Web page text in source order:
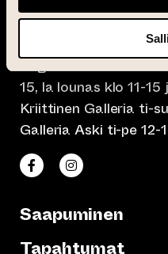
Café Elephanten su-
23, pe-la klo 10-01.30
Pegasus Taiteen talo
15, la lounas klo 11-15
Kriittinen Galleria ti-
Galleria Aski ti-pe 12-
Taiteen talo Facebookissa
(siirtyy toiseen
Taiteen talo
(siirtyy toiseen
Saapuminen
Tapahtumat